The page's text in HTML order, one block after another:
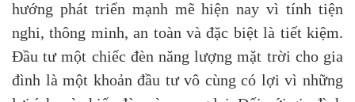
hướng phát triển mạnh mẽ hiện nay vì tính tiện
nghi, thông minh, an toàn và đặc biệt là tiết kiệm.
Đầu tư một chiếc đèn năng lượng mặt trời cho gia
đình là một khoản đầu tư vô cùng có lợi vì những